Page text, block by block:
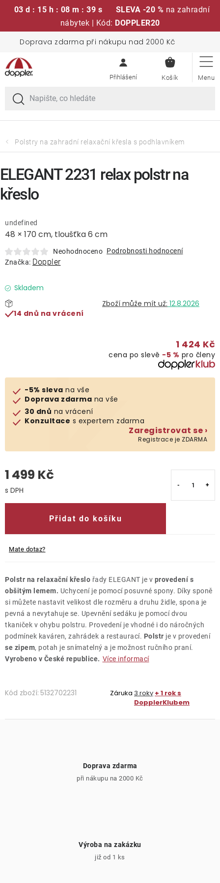
03 d : 15 h : 08 m : 38 s SLEVA -20 % na zahradní
nábytek | Kód: DOPPLER20
obsah
Doprava zdarma při nákupu nad 2000 Kč
KOŠÍK
Sedací soupravy
Slunečníky
Křesla a židle
Lavice a houpačky
Lehátka
Doplňky
Deštníky
Gastro produkty
Klub výhod
Polstry na zahradní relaxační křesla s podhlavníkem
48 × 170 cm, tloušťka 6 cm
undefined
Neohodnoceno Podrobnosti hodnocení
Značka: Doppler
Skladem
12.8.2026
14 dnů na vrácení
1 424 Kč
cena po slevě −5 % pro členy
-5% sleva na vše
Doprava zdarma na vše
30 dnů na vrácení
Konzultace s expertem zdarma
Zaregistrovat se ›
Registrace je ZDARMA
1 499 Kč
Přidat do košíku
Mate dotaz?
Polstr na relaxační křeslo řady ELEGANT je v provedení s
obšitým lemem. Uchycení je pomocí posuvné spony. Díky sponě
si můžete nastavit velikost dle rozměru a druhu židle, spona je
pevná a nevytahuje se. Upevnění sedáku je pomocí dvou
tkaniček v ohybu polstru. Provedení je vhodné i do náročných
podmínek kaváren, zahrádek a restaurací. Polstr je v provedení
se zipem, potah je snímatelný a je možnost ručního praní.
Vyrobeno v České republice. Více informací
Kód zboží: 5132702231 Záruka 3 roky + 1 rok s
DopplerKlubem
ELEGANT 2231 relax polstr na
křeslo
Doprava zdarma
při nákupu na 2000 Kč
Výroba na zakázku
již od 1 ks